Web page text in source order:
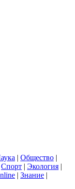
| Общество |
Спорт | Экология |
| Знание |